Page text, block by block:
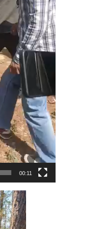
00:11